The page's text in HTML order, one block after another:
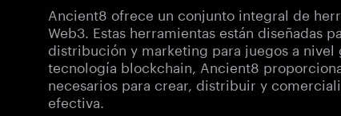
Ancient8 ofrece un conjunto integral de
Web3. Estas herramientas están diseñadas
distribución y marketing para juegos a
tecnología blockchain, Ancient8
necesarios para crear, distribuir y
efectiva.